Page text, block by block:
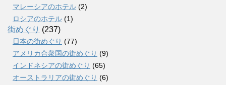
マレーシアのホテル (2)
ロシアのホテル (1)
街めぐり (237)
日本の街めぐり (77)
アメリカ合衆国の街めぐり (9)
インドネシアの街めぐり (65)
オーストラリアの街めぐり (6)